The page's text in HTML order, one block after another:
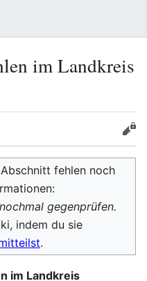
im Landkreis
fehlen noch
gegenprüfen.
indem du sie
.
im Landkreis